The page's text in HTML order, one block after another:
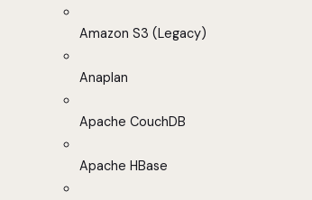
Amazon S3 (Legacy)
Anaplan
Apache CouchDB
Apache HBase